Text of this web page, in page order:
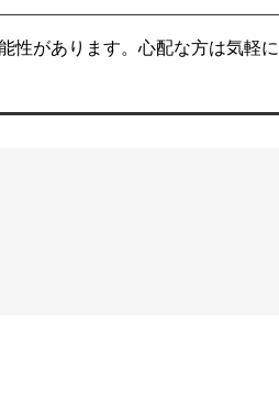
性があります。心配な方は気軽